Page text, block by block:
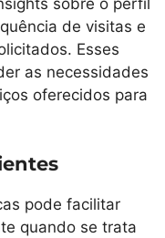
de visitas e
Esses
as necessidades
oferecidos para
pode facilitar
quando se trata